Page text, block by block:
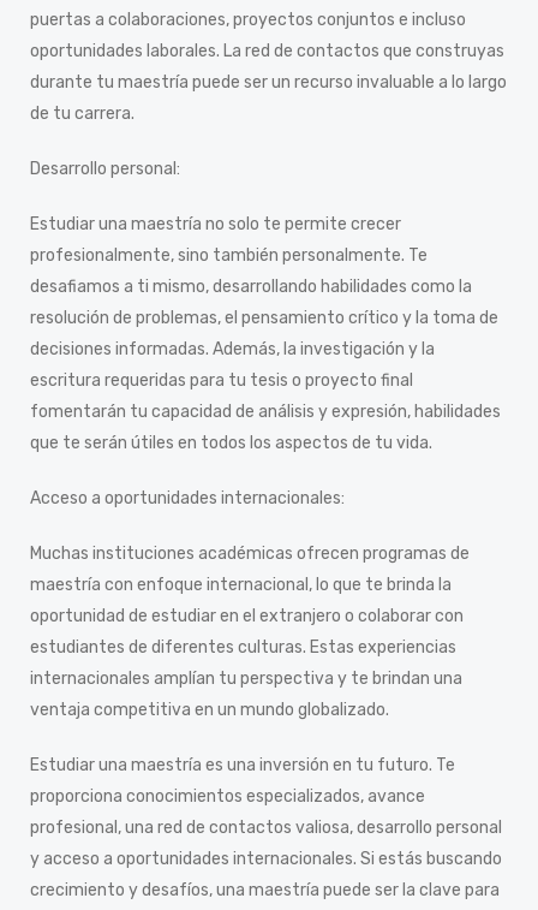
puertas a colaboraciones, proyectos conjuntos e incluso
oportunidades laborales. La red de contactos que construyas
durante tu maestría puede ser un recurso invaluable a lo largo
de tu carrera.
Desarrollo personal:
Estudiar una maestría no solo te permite crecer
profesionalmente, sino también personalmente. Te
desafiamos a ti mismo, desarrollando habilidades como la
resolución de problemas, el pensamiento crítico y la toma de
decisiones informadas. Además, la investigación y la
escritura requeridas para tu tesis o proyecto final
fomentarán tu capacidad de análisis y expresión, habilidades
que te serán útiles en todos los aspectos de tu vida.
Acceso a oportunidades internacionales:
Muchas instituciones académicas ofrecen programas de
maestría con enfoque internacional, lo que te brinda la
oportunidad de estudiar en el extranjero o colaborar con
estudiantes de diferentes culturas. Estas experiencias
internacionales amplían tu perspectiva y te brindan una
ventaja competitiva en un mundo globalizado.
Estudiar una maestría es una inversión en tu futuro. Te
proporciona conocimientos especializados, avance
profesional, una red de contactos valiosa, desarrollo personal
y acceso a oportunidades internacionales. Si estás buscando
crecimiento y desafíos, una maestría puede ser la clave para